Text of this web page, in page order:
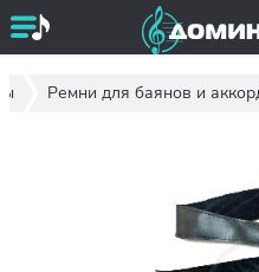
Ремни для баянов и